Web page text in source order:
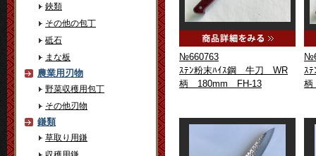
№660763
ｽﾃﾝ粉末ﾊｲｽ鋼 牛刀 WR
柄 180mm FH-13
ｽ
鋏類
その他の包丁
砥石
まな板
農業用刃物
野菜収穫用包丁
その他刃物
鎌類
草取り用鎌